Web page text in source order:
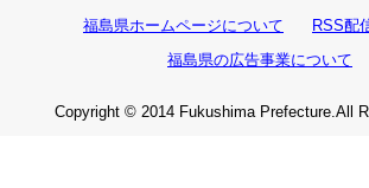
福島県ホームページについて
RSS配
福島県の広告事業について
Copyright © 2014 Fukushima Prefecture.All